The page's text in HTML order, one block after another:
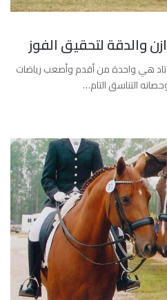
والدقة لتحقيق الفوز
هي واحدة من أقدم وأصعب رياضات
التناسق التام…